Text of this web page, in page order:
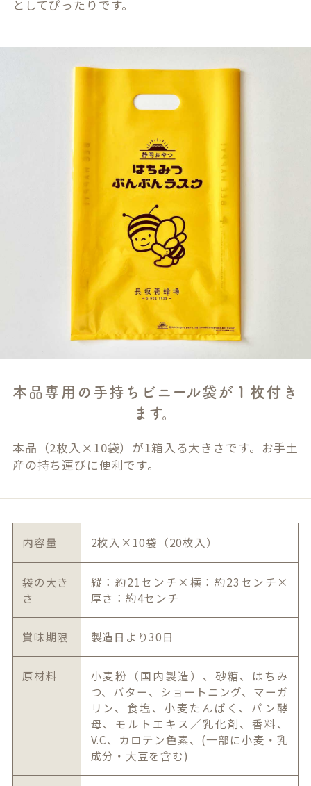
としてぴったりです。
本品専用の手持ちビニール袋が１枚付き
ます。
本品（2枚入×10袋）が1箱入る大きさです。お手土
産の持ち運びに便利です。
内容量 2枚入×10袋（20枚入）
袋の大き
さ
縦：約21センチ×横：約23センチ×
厚さ：約4センチ
賞味期限 製造日より30日
原材料
小麦粉（国内製造）、砂糖、はちみ
つ、バター、ショートニング、マーガ
リン、食塩、小麦たんぱく、パン酵
母、モルトエキス／乳化剤、香料、
V.C、カロテン色素、(一部に小麦・乳
成分・大豆を含む)